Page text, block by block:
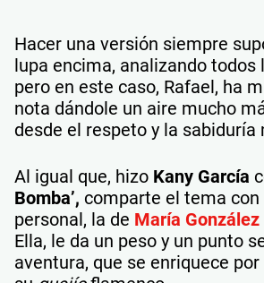
Hacer una versión siempre
lupa encima, analizando todos
pero en este caso, Rafael, ha
nota dándole un aire mucho
desde el respeto y la sabiduría
Al igual que, hizo Kany García
Bomba’, comparte el tema con
personal, la de María González
Ella, le da un peso y un punto
aventura, que se enriquece